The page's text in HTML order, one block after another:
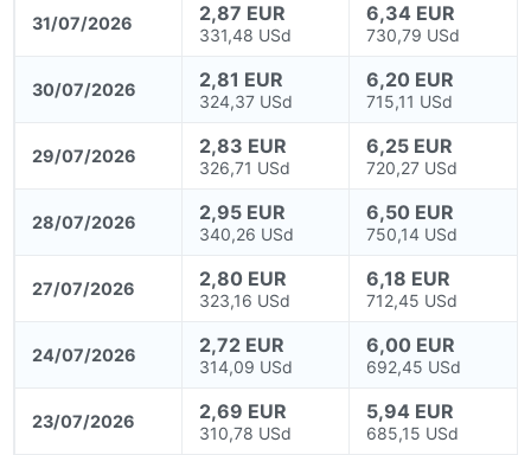
31/07/2026 2,87 EUR
331,48 USd
6,34 EUR
730,79 USd
30/07/2026 2,81 EUR
324,37 USd
6,20 EUR
715,11 USd
29/07/2026 2,83 EUR
326,71 USd
6,25 EUR
720,27 USd
28/07/2026 2,95 EUR
340,26 USd
6,50 EUR
750,14 USd
27/07/2026 2,80 EUR
323,16 USd
6,18 EUR
712,45 USd
24/07/2026 2,72 EUR
314,09 USd
6,00 EUR
692,45 USd
23/07/2026 2,69 EUR
310,78 USd
5,94 EUR
685,15 USd